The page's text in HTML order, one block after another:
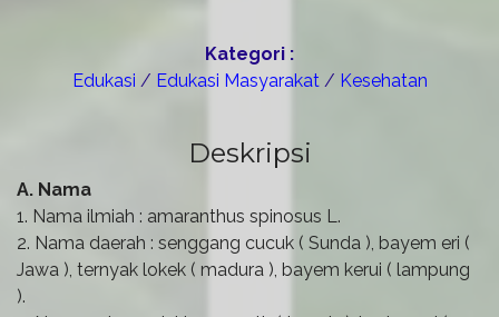
Kategori :
Edukasi / Edukasi Masyarakat / Kesehatan
Deskripsi
A. Nama
1. Nama ilmiah : amaranthus spinosus L.
2. Nama daerah : senggang cucuk ( Sunda ), bayem eri (
Jawa ), ternyak lokek ( madura ), bayem kerui ( lampung
).